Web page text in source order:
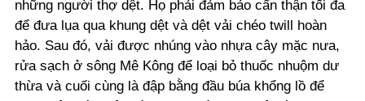
những người thợ dệt. Họ phải đảm bảo cẩn thận tối đa
để đưa lụa qua khung dệt và dệt vải chéo twill hoàn
hảo. Sau đó, vải được nhúng vào nhựa cây mặc nưa,
rửa sạch ở sông Mê Kông để loại bỏ thuốc nhuộm dư
thừa và cuối cùng là đập bằng đầu búa khổng lồ để